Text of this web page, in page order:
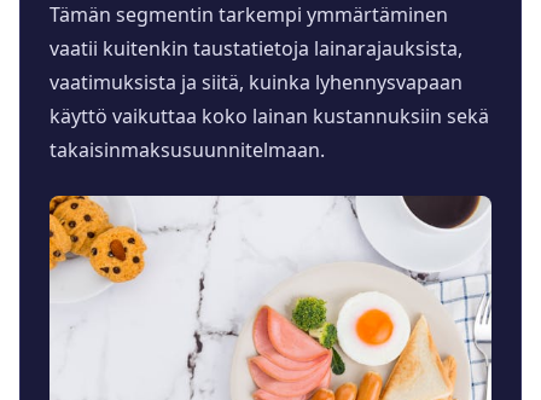
Tämän segmentin tarkempi ymmärtäminen
vaatii kuitenkin taustatietoja lainarajauksista,
vaatimuksista ja siitä, kuinka lyhennysvapaan
käyttö vaikuttaa koko lainan kustannuksiin sekä
takaisinmaksusuunnitelmaan.